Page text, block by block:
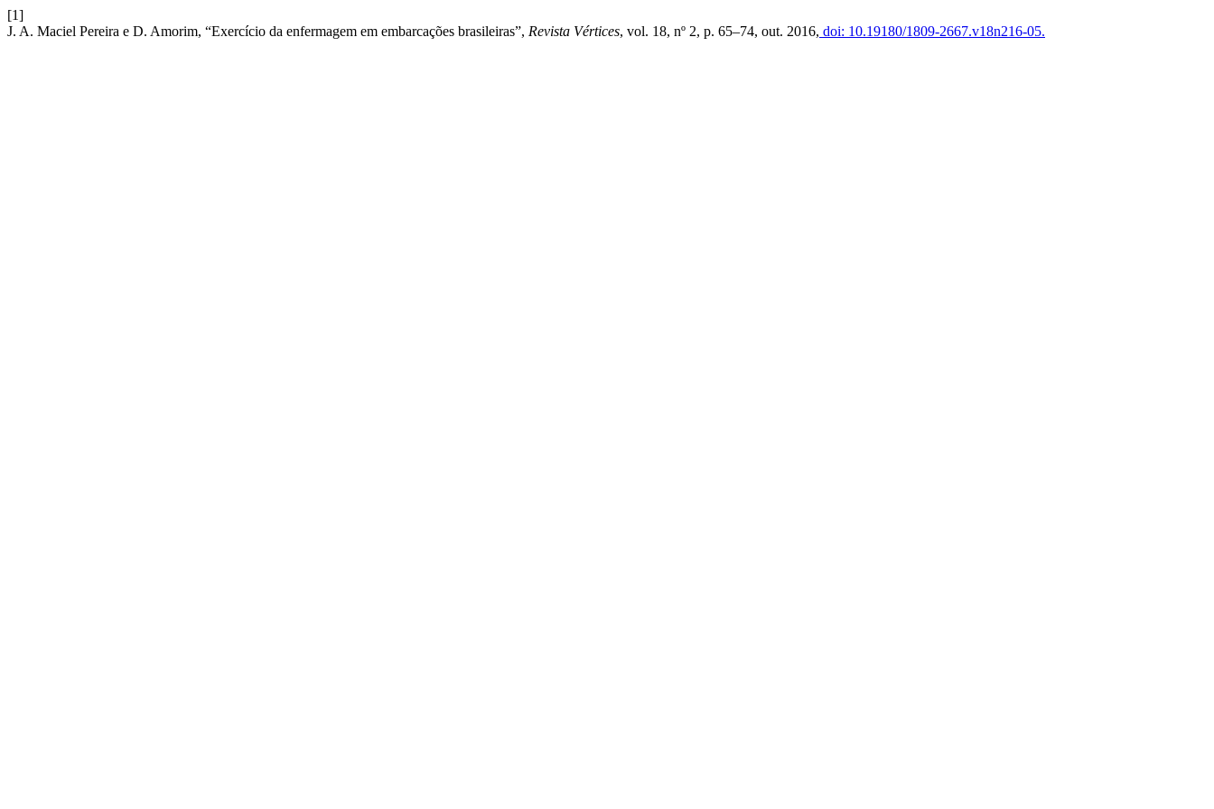
[1]
J. A. Maciel Pereira e D. Amorim, “Exercício da enfermagem em embarcações brasileiras”, Revista Vértices, vol. 18, nº 2, p. 65–74, out. 2016, doi: 10.19180/1809-2667.v18n216-05.